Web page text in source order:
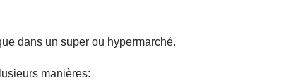
dans un super ou hypermarché.
manières: